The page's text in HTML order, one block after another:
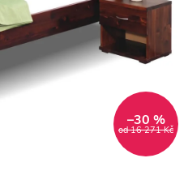
od 16 271 Kč
–30 %